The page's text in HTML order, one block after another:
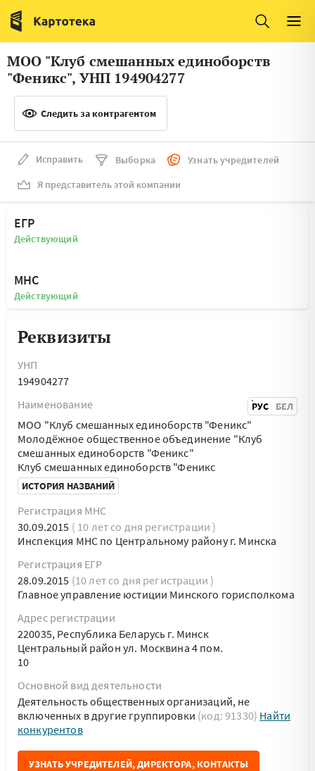
Италия
Люксембург
Литва
Латвия
Македония
Словения
Франция
Финляндия
Швеция
Мальта
МОО "Клуб смешанных единоборств
"Феникс", УНП 194904277
Следить за контрагентом
Исправить Выборка
Узнать учредителей
Я представитель этой компании
ЕГР
Действующий
МНС
Действующий
Реквизиты
УНП
194904277
Наименование
РУС БЕЛ
МОО "Клуб смешанных единоборств "Феникс"
Молодёжное общественное объединение "Клуб
смешанных единоборств "Феникс"
Клуб смешанных единоборств "Феникс
ИСТОРИЯ НАЗВАНИЙ
Регистрация МНС
30.09.2015 ( 10 лет со дня регистрации )
Инспекция МНС по Центральному району г. Минска
Регистрация ЕГР
28.09.2015 (10 лет со дня регистрации )
Главное управление юстиции Минского горисполкома
Адрес регистрации
220035, Республика Беларусь г. Минск
Центральный район ул. Москвина 4 пом.
10
Основной вид деятельности
Деятельность общественных организаций, не
включенных в другие группировки (код: 91330) Найти
конкурентов
УЗНАТЬ УЧРЕДИТЕЛЕЙ, ДИРЕКТОРА, КОНТАКТЫ